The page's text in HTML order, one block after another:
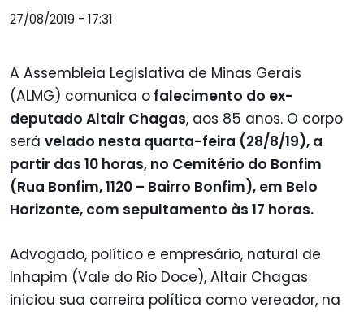
27/08/2019 - 17:31
A Assembleia Legislativa de Minas Gerais
(ALMG) comunica o falecimento do ex-
deputado Altair Chagas, aos 85 anos. O corpo
será velado nesta quarta-feira (28/8/19), a
partir das 10 horas, no Cemitério do Bonfim
(Rua Bonfim, 1120 – Bairro Bonfim), em Belo
Horizonte, com sepultamento às 17 horas.
Advogado, político e empresário, natural de
Inhapim (Vale do Rio Doce), Altair Chagas
iniciou sua carreira política como vereador, na